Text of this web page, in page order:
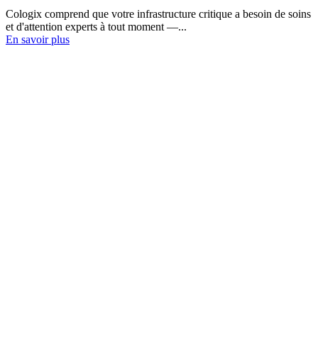
Cologix comprend que votre infrastructure critique a besoin de soins
et d'attention experts à tout moment —...
En savoir plus